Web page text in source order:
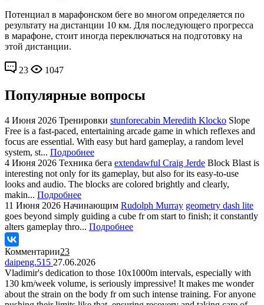
Потенциал в марафонском беге во многом определяется по
результату на дистанции 10 км. Для последующего прогресса
в марафоне, стоит иногда переключаться на подготовку на
этой дистанции.
23 1047
Популярные вопросы
4 Июня 2026 Тренировки stunforecabin Meredith Klocko Slope
Free is a fast-paced, entertaining arcade game in which reflexes and
focus are essential. With easy but hard gameplay, a random level
system, st... Подробнее
4 Июня 2026 Техника бега extendawful Craig Jerde Block Blast is
interesting not only for its gameplay, but also for its easy-to-use
looks and audio. The blocks are colored brightly and clearly,
makin... Подробнее
11 Июня 2026 Начинающим Rudolph Murray geometry dash lite
goes beyond simply guiding a cube fr om start to finish; it constantly
alters gameplay thro... Подробнее
Комментарии23
daipeng.515 27.06.2026
Vladimir's dedication to those 10x1000m intervals, especially with
130 km/week volume, is seriously impressive! It makes me wonder
about the strain on the body fr om such intense training. For anyone